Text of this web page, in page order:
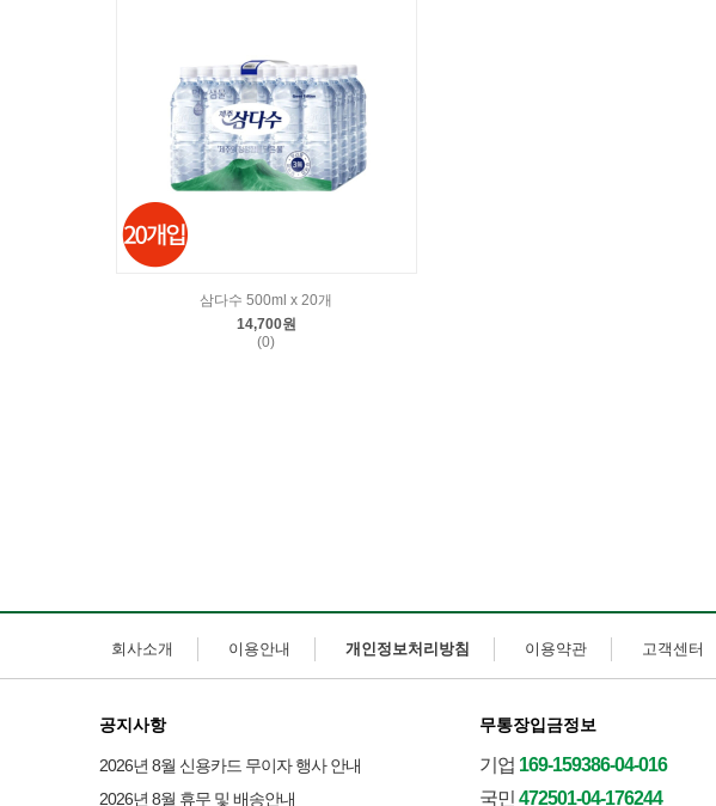
삼다수 500ml x 20개
14,700원
(0)
회사소개 이용안내 개인정보처리방침 이용약관 고객센터
공지사항
2026년 8월 신용카드 무이자 행사 안내
2026년 8월 휴무 및 배송안내
무통장입금정보
기업 169-159386-04-016
국민 472501-04-176244